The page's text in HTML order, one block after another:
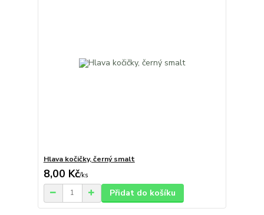
Hlava kočičky, černý smalt
8,00 Kč/ks
Přidat do košíku